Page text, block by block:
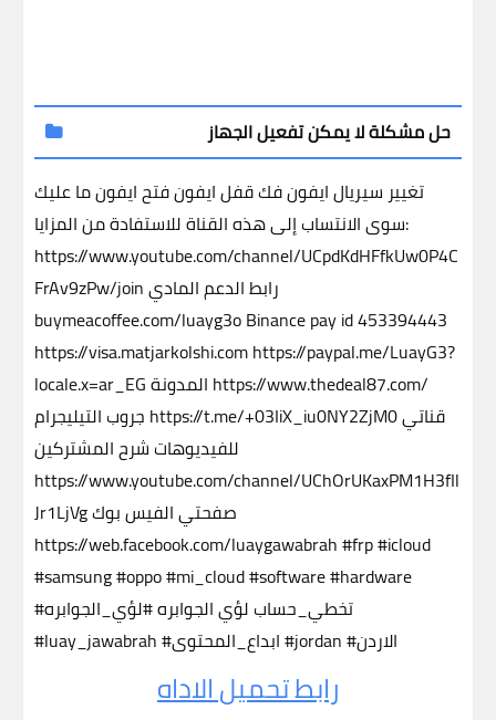
حل مشكلة لا يمكن تفعيل الجهاز
تغيير سيريال ايفونفك قفل ايفونفتح ايفونما عليك
سوى الانتساب إلى هذه القناة للاستفادة من المزايا:
https://www.youtube.com/channel/UCpdKdHFfkUw0P4C
FrAv9zPw/join رابط الدعم المادي
buymeacoffee.com/luayg3o Binance pay id 453394443
https://visa.matjarkolshi.com https://paypal.me/LuayG3?
locale.x=ar_EG المدونة https://www.thedeal87.com/
جروب التيليجرام https://t.me/+03IiX_iu0NY2ZjM0 قناتي
للفيديوهات شرح المشتركين
https://www.youtube.com/channel/UChOrUKaxPM1H3fIl
Jr1LjVg صفحتي الفيس بوك
https://web.facebook.com/luaygawabrah #frp #icloud
#samsung #oppo #mi_cloud #software #hardware
#تخطي_حساب لؤي الجوابره #لؤي_الجوابره
#luay_jawabrah #ابداع_المحتوى #jordan #الاردن
رابط تحميل الاداه